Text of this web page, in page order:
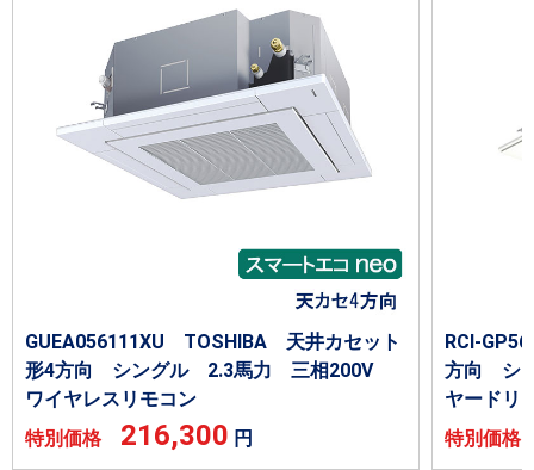
GUEA056111XU TOSHIBA 天井カセット
形4方向 シングル 2.3馬力 三相200V
ワイヤレスリモコン
特別価格 216,300 円
RCI-
方向 シ
ヤードリ
特別価